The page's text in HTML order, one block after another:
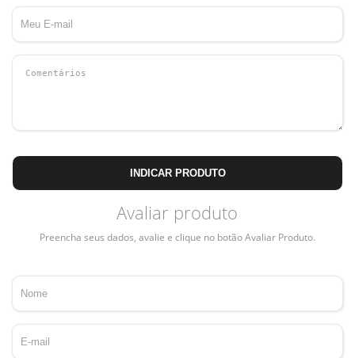
INDICAR PRODUTO
Avaliar produto
Preencha seus dados, avalie e clique no botão Avaliar Produto.